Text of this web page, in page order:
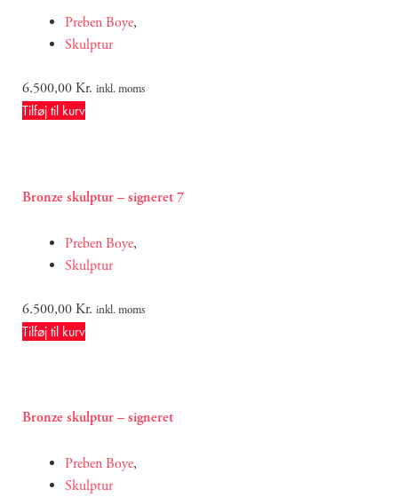
Preben Boye,
Skulptur
6.500,00Kr. inkl. moms
Tilføj til kurv
Bronze skulptur – signeret 7
Preben Boye,
Skulptur
6.500,00Kr. inkl. moms
Tilføj til kurv
Bronze skulptur – signeret
Preben Boye,
Skulptur